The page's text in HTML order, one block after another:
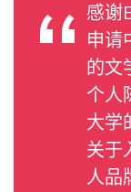
感谢
申请
的文
个人
大学
关于
人品